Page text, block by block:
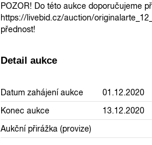
POZOR! Do této aukce doporučujeme
https://livebid.cz/auction/
přednost!
Detail aukce
Datum zahájení aukce
01.12.2020
Konec aukce
13.12.2020
Aukční přirážka (provize)